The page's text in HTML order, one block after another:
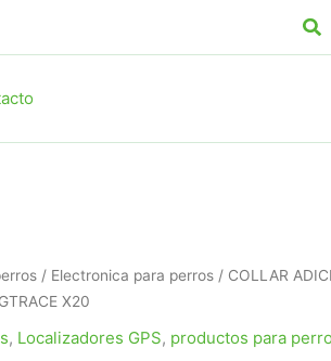
/ Electronica para perros / COLLAR
X20
, Localizadores GPS, productos para